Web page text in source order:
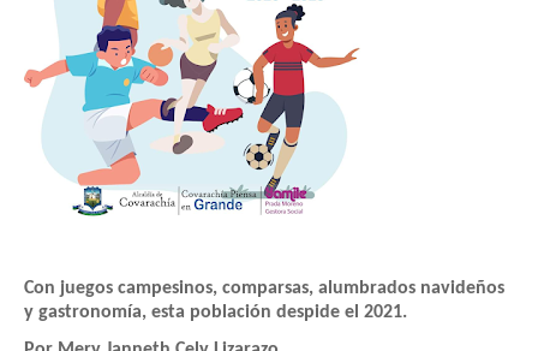
Con juegos campesinos, comparsas, alumbrados navideños
y gastronomía, esta población despide el 2021.